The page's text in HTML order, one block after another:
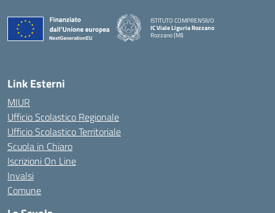
ISTITUTO COMPRENSIVO
IC Viale Liguria Rozzano
Rozzano (MI)
Link Esterni
MIUR
Ufficio Scolastico Regionale
Ufficio Scolastico Territoriale
Scuola in Chiaro
Iscrizioni On Line
Invalsi
Comune